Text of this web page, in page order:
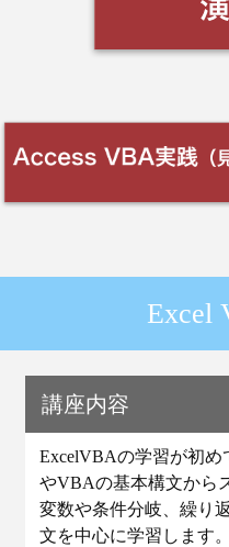
Excel
講座内容
ExcelVBAの学習が初
やVBAの基本構文から
変数や条件分岐、繰り
文を中心に学習します